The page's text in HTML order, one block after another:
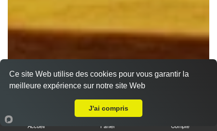
Accueil Panier Compte
Ce site Web utilise des cookies pour vous garantir la
meilleure expérience sur notre site Web
J'ai compris